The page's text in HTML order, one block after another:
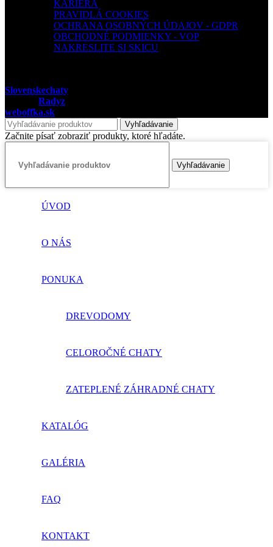
KARIÉRA
PRAVIDLÁ COOKIES
OCHRANA OSOBNÝCH ÚDAJOV - GDPR
OBCHODNÉ PODMIENKY - VOP
NAKRESLITE SI SKICU
Slovenskechaty
Radyz
weboffka.sk
Vyhľadávanie
Začnite písať zobraziť produkty, ktoré hľadáte.
Vyhľadávanie
ÚVOD
O NÁS
PONUKA
DREVODOMY
CELOROČNÉ CHATY
ZATEPLENÉ ZÁHRADNÉ CHATY
KATALÓG
GALÉRIA
FAQ
KONTAKT